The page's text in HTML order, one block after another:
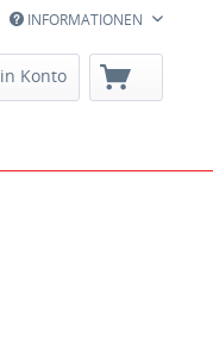
INFORMATIONEN
Konto